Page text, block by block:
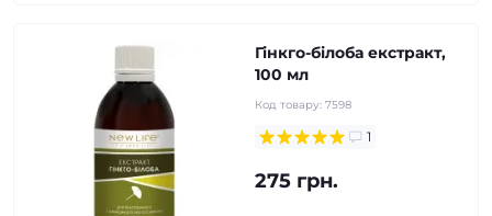
Гінкго-білоба екстракт,
100 мл
Код товару: 7598
1
275 грн.